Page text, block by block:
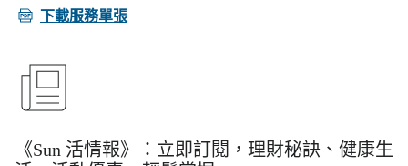
PDF下載服務單張
《Sun 活情報》：立即訂閱，理財秘訣、健康生